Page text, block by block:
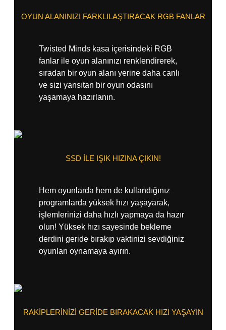
OYUN ALANINIZI FARKLILAŞTIRACAK RGB FANLAR
Twisted Minds kasa içerisindeki RGB
fanlar ile oyun alanınızı renklendirerek,
sıradan bir oyun alanı yerine daha canlı
ve sizi yansıtan bir oyun odasını
yaşamaya hazırlanın.
SSD İLE IŞIK HIZINA ÇIKIN!
Hem oyunlarda hem de kullandığınız
programlarda yüksek hızı yaşayarak,
işlemlerinizi daha hızlı yapmaya da hazır
olun! Yüksek hızı sayesinde bekleme
derdini geride bırakıp vaktinizi sevdiğiniz
oyunları oynamaya ayırın.
RAKİPLERİNİZİ GERİDE BIRAKACAK HIZI YAŞAYIN